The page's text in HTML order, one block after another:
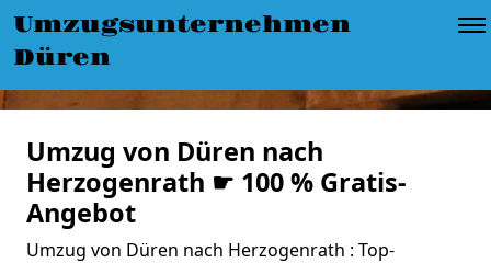
Umzugsunternehmen
Düren
Umzug von Düren nach
Herzogenrath ☛ 100 % Gratis-
Angebot
Umzug von Düren nach Herzogenrath : Top-